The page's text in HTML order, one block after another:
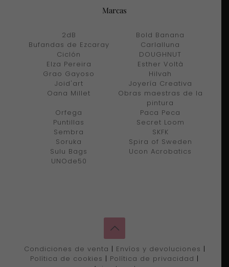
Marcas
2dB
Bold Banana
Bufandas de Ezcaray
Carlalluna
Ciclón
DOUGHNUT
Elza Pereira
Esther Voltà
Grao Gayoso
Hilvah
Joid'art
Joyería Creativa
Oana Millet
Obras maestras de la
pintura
Orfega
Paca Peca
Puntillas
Secret Loom
Sembra
SKFK
Soruka
Spira of Sweden
Sulu Bags
Ucon Acrobatics
UNOde50
Condiciones de venta | Envíos y devoluciones |
Política de cookies | Política de privacidad |